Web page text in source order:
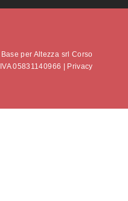
per Altezza srl Corso
05831140966 |
Privacy